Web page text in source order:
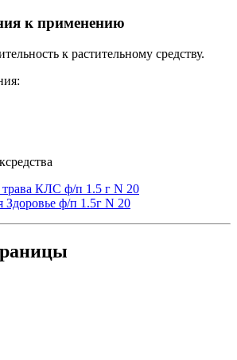
к применению
к растительному средству.
КЛС ф/п 1.5 г N 20
ф/п 1.5г N 20